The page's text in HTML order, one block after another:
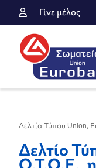
Γίνε μέλος
Δελτία Τύπου Union,
Δελτίο